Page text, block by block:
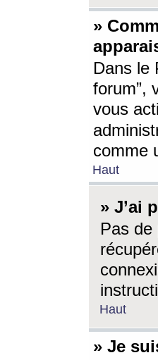
»
Dans le
forum”,
vous
comme
Haut
» J’ai
Pas de
Haut
» Je